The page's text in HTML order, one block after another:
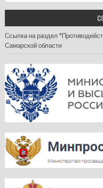
Ссылка на раздел
Самарской области